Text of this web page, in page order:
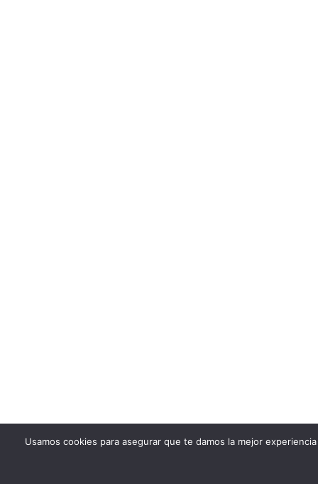
Usamos cookies para asegurar que te damos la mejor